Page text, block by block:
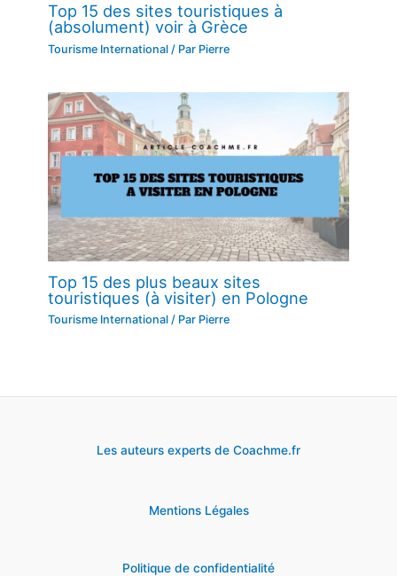
Top 15 des sites touristiques à
(absolument) voir à Grèce
Tourisme International / Par Pierre
Top 15 des plus beaux sites
touristiques (à visiter) en Pologne
Tourisme International / Par Pierre
Les auteurs experts de Coachme.fr
Mentions Légales
Politique de confidentialité